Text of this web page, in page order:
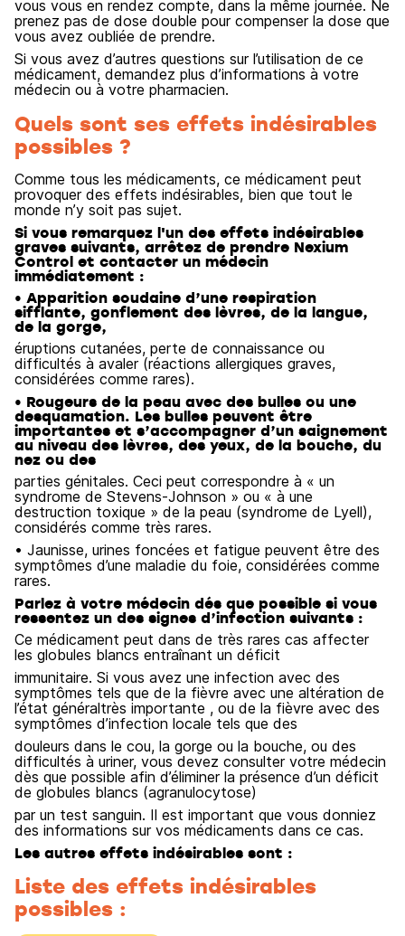
vous vous en rendez compte, dans la même journée. Ne
prenez pas de dose double pour compenser la dose que
vous avez oubliée de prendre.
Si vous avez d’autres questions sur l’utilisation de ce
médicament, demandez plus d’informations à votre
médecin ou à votre pharmacien.
Quels sont ses effets indésirables
possibles ?
Comme tous les médicaments, ce médicament peut
provoquer des effets indésirables, bien que tout le
monde n’y soit pas sujet.
Si vous remarquez l'un des effets indésirables
graves suivants, arrêtez de prendre Nexium
Control et contacter un médecin
immédiatement :
• Apparition soudaine d’une respiration
sifflante, gonflement des lèvres, de la langue,
de la gorge,
éruptions cutanées, perte de connaissance ou
difficultés à avaler (réactions allergiques graves,
considérées comme rares).
• Rougeurs de la peau avec des bulles ou une
desquamation. Les bulles peuvent être
importantes et s’accompagner d’un saignement
au niveau des lèvres, des yeux, de la bouche, du
nez ou des
parties génitales. Ceci peut correspondre à « un
syndrome de Stevens-Johnson » ou « à une
destruction toxique » de la peau (syndrome de Lyell),
considérés comme très rares.
• Jaunisse, urines foncées et fatigue peuvent être des
symptômes d’une maladie du foie, considérées comme
rares.
Parlez à votre médecin dés que possible si vous
ressentez un des signes d’infection suivants :
Ce médicament peut dans de très rares cas affecter
les globules blancs entraînant un déficit
immunitaire. Si vous avez une infection avec des
symptômes tels que de la fièvre avec une altération de
l’état généraltrès importante , ou de la fièvre avec des
symptômes d’infection locale tels que des
douleurs dans le cou, la gorge ou la bouche, ou des
difficultés à uriner, vous devez consulter votre médecin
dès que possible afin d’éliminer la présence d’un déficit
de globules blancs (agranulocytose)
par un test sanguin. Il est important que vous donniez
des informations sur vos médicaments dans ce cas.
Les autres effets indésirables sont :
Liste des effets indésirables
possibles :